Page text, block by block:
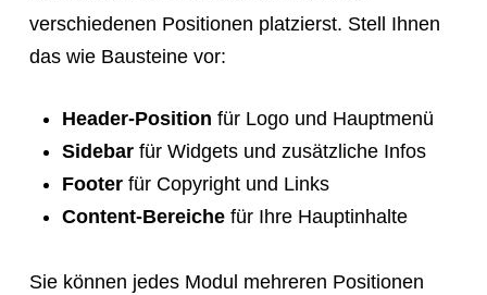
verschiedenen Positionen platzierst. Stell Ihnen
das wie Bausteine vor:
Header-Position für Logo und Hauptmenü
Sidebarfür Widgets und zusätzliche Infos
Footerfür Copyright und Links
Content-Bereichefür Ihre Hauptinhalte
Sie können jedes Modul mehreren Positionen